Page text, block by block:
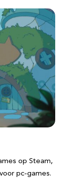
op Steam,
pc-games.